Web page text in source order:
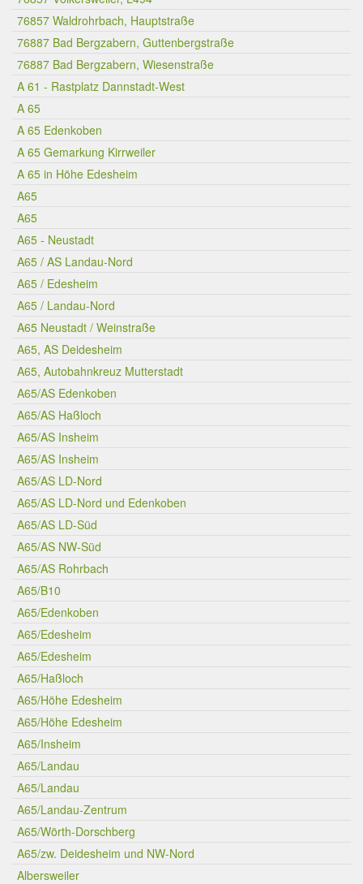
76857 Waldrohrbach, Hauptstraße
76887 Bad Bergzabern, Guttenbergstraße
76887 Bad Bergzabern, Wiesenstraße
A 61 - Rastplatz Dannstadt-West
A 65
A 65 Edenkoben
A 65 Gemarkung Kirrweiler
A 65 in Höhe Edesheim
A65
A65
A65 - Neustadt
A65 / AS Landau-Nord
A65 / Edesheim
A65 / Landau-Nord
A65 Neustadt / Weinstraße
A65, AS Deidesheim
A65, Autobahnkreuz Mutterstadt
A65/AS Edenkoben
A65/AS Haßloch
A65/AS Insheim
A65/AS Insheim
A65/AS LD-Nord
A65/AS LD-Nord und Edenkoben
A65/AS LD-Süd
A65/AS NW-Süd
A65/AS Rohrbach
A65/B10
A65/Edenkoben
A65/Edesheim
A65/Edesheim
A65/Haßloch
A65/Höhe Edesheim
A65/Höhe Edesheim
A65/Insheim
A65/Landau
A65/Landau
A65/Landau-Zentrum
A65/Wörth-Dorschberg
A65/zw. Deidesheim und NW-Nord
Albersweiler